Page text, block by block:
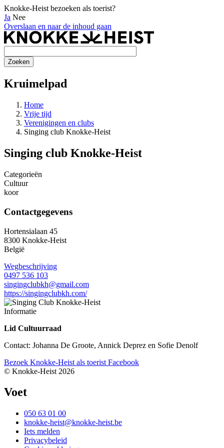
Knokke-Heist bezoeken als toerist?
Ja Nee
Overslaan en naar de inhoud gaan
Kruimelpad
Home
Vrije tijd
Verenigingen en clubs
Singing club Knokke-Heist
Singing club Knokke-Heist
Categorieën
Cultuur
koor
Contactgegevens
Hortensialaan 45
8300 Knokke-Heist
België
Wegbeschrijving
0497 536 103
singingclubkh@gmail.com
https://singingclubkh.com/
Informatie
Lid Cultuurraad
Contact: Johanna De Groote, Annick Deprez en Sofie Denolf
Bezoek Knokke-Heist als toerist Facebook
© Knokke-Heist 2026
Voet
050 63 01 00
knokke-heist@knokke-heist.be
Iets melden
Privacybeleid